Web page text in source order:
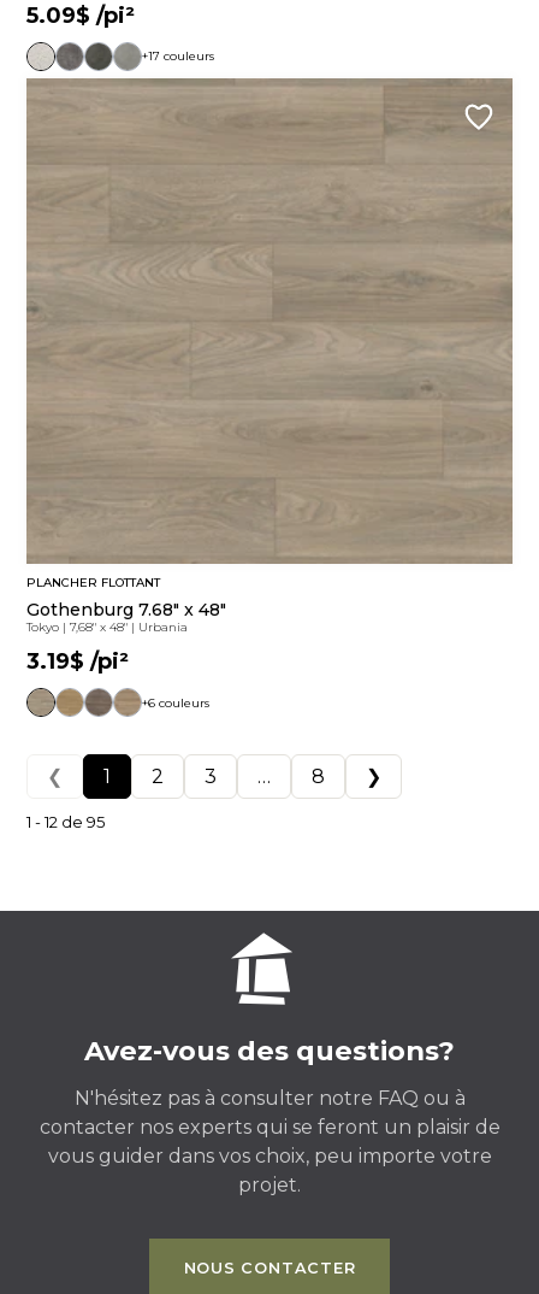
5.09$ /pi²
+17 couleurs
PLANCHER FLOTTANT
Gothenburg 7.68" x 48"
Tokyo |7,68" x 48" | Urbania
3.19$ /pi²
+6 couleurs
❮ 1 2 3 … 8 ❯
1 - 12 de 95
Avez-vous des questions?
N'hésitez pas à consulter notre FAQ ou à
contacter nos experts qui se feront un plaisir de
vous guider dans vos choix, peu importe votre
projet.
NOUS CONTACTER